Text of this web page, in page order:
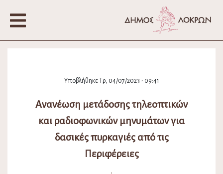
Υποβλήθηκε Τρ, 04/07/2023 - 09:41
Ανανέωση μετάδοσης τηλεοπτικών
και ραδιοφωνικών μηνυμάτων για
δασικές πυρκαγιές από τις
Περιφέρειες